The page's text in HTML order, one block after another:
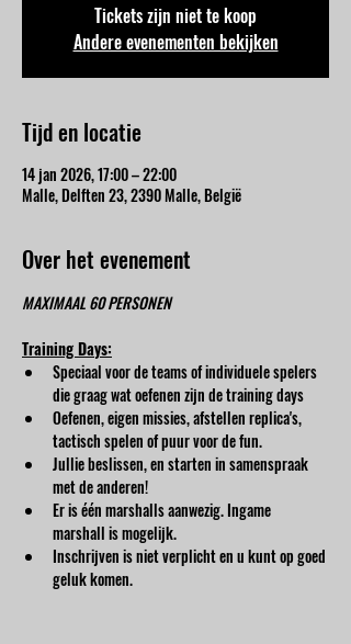
Tickets zijn niet te koop
Andere evenementen bekijken
Tijd en locatie
14 jan 2026, 17:00 – 22:00
Malle, Delften 23, 2390 Malle, België
Over het evenement
MAXIMAAL 60 PERSONEN
Training Days:
Speciaal voor de teams of individuele spelers
die graag wat oefenen zijn de training days
Oefenen, eigen missies, afstellen replica's,
tactisch spelen of puur voor de fun.
Jullie beslissen, en starten in samenspraak
met de anderen!
Er is één marshalls aanwezig. Ingame
marshall is mogelijk.
Inschrijven is niet verplicht en u kunt op goed
geluk komen.